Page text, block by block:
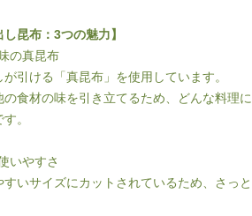
し昆布：3つの魅力】
の真昆布
が引ける「真昆布」を使用しています。
の食材の味を引き立てるため、どんな料理
。
いやすさ
すいサイズにカットされているため、さっ